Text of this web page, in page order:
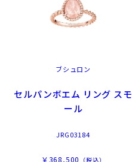
ブシュロン
セルパンボエム リング スモ
ール
JRG03184
￥368,500 （税込）